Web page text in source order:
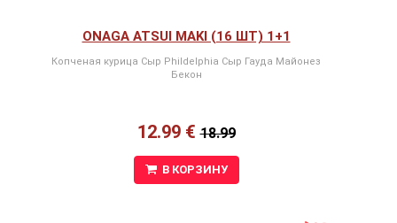
ONAGA ATSUI MAKI (16 ШТ) 1+1
Копченая курица Сыр Phildelphia Сыр Гауда Майонез
Бекон
12.99 €18.99
В КОРЗИНУ